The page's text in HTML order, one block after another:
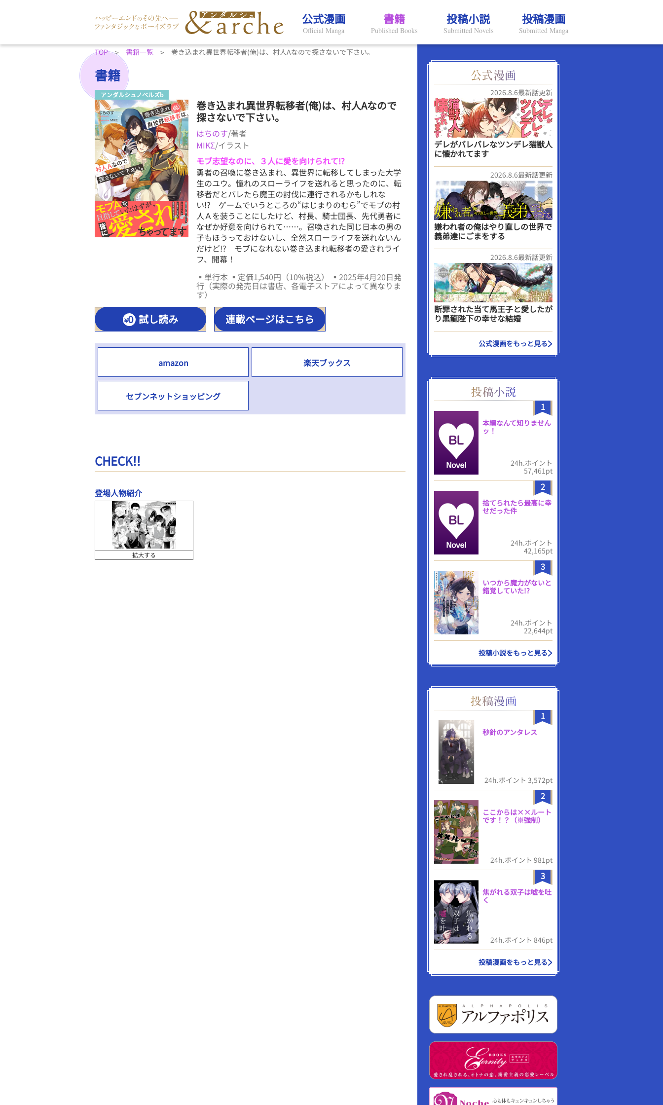
公式漫画
Official Manga
書籍
Published Books
投稿小説
Submitted Novels
投稿漫画
Submitted Manga
TOP 書籍一覧 巻き込まれ異世界転移者(俺)は、村人Aなので探さないで下さい。
書籍
アンダルシュノベルズb
巻き込まれ異世界転移者(俺)は、村人Aなので
探さないで下さい。
はちのす/著者
MIKΣ/イラスト
モブ志望なのに、３人に愛を向けられて!?
勇者の召喚に巻き込まれ、異世界に転移してしまった大学
生のユウ。憧れのスローライフを送れると思ったのに、転
移者だとバレたら魔王の討伐に連行されるかもしれな
い!? ゲームでいうところの“はじまりのむら”でモブの村
人Ａを装うことにしたけど、村長、騎士団長、先代勇者に
なぜか好意を向けられて……。召喚された同じ日本の男の
子もほうっておけないし、全然スローライフを送れないん
だけど!? モブになれない巻き込まれ転移者の愛されライ
フ、開幕！
▪単行本 ▪定価1,540円（10%税込） ▪2025年4月20日発
行（実際の発売日は書店、各電子ストアによって異なりま
す）
試し読み 連載ページはこちら
amazon 楽天ブックス
セブンネットショッピング
CHECK!!
登場人物紹介
拡大する
2026.8.6最新話更新
デレがバレバレなツンデレ猫獣人
に懐かれてます
2026.8.6最新話更新
嫌われ者の俺はやり直しの世界で
義弟達にごまをする
2026.8.6最新話更新
断罪された当て馬王子と愛したが
り黒龍陛下の幸せな結婚
公式漫画をもっと見る
1
本編なんて知りません
ッ！
24h.ポイント
57,461pt
2
捨てられたら最高に幸
せだった件
24h.ポイント
42,165pt
3
いつから魔力がないと
錯覚していた!?
24h.ポイント
22,644pt
投稿小説をもっと見る
1
秒針のアンタレス
24h.ポイント 3,572pt
2
ここからは××ルート
です！？（※強制）
24h.ポイント 981pt
3
焦がれる双子は嘘を吐
く
24h.ポイント 846pt
投稿漫画をもっと見る